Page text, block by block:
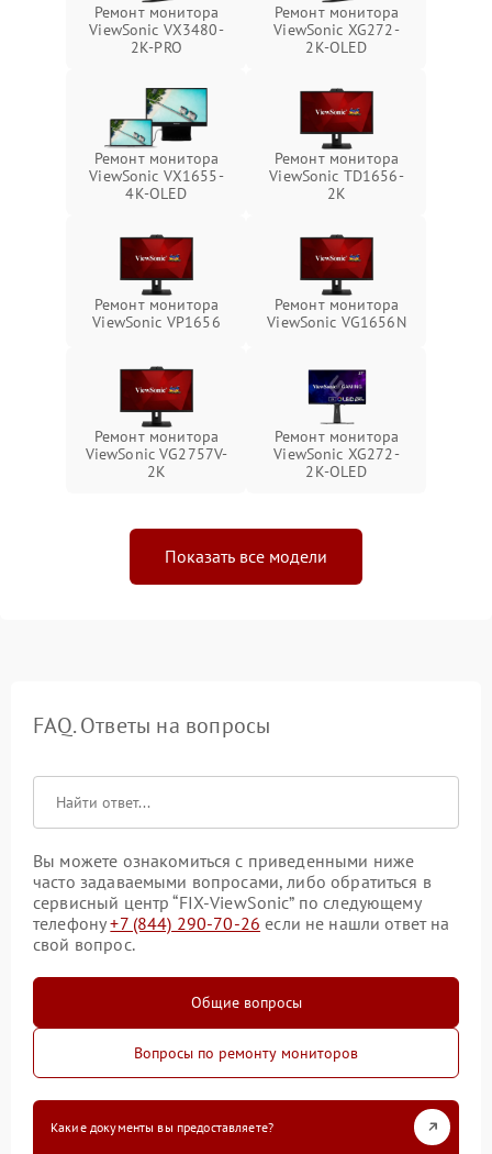
Ремонт монитора
ViewSonic VX3480-
2K-PRO
Ремонт монитора
ViewSonic XG272-
2K-OLED
Ремонт монитора
ViewSonic VX1655-
4K-OLED
Ремонт монитора
ViewSonic TD1656-
2K
Ремонт монитора
ViewSonic VP1656
Ремонт монитора
ViewSonic VG1656N
Ремонт монитора
ViewSonic VG2757V-
2K
Ремонт монитора
ViewSonic XG272-
2K-OLED
Показать все модели
FAQ. Ответы на вопросы
Вы можете ознакомиться с приведенными ниже
часто задаваемыми вопросами, либо обратиться в
сервисный центр “FIX-ViewSonic” по следующему
телефону+7 (844) 290-70-26 если не нашли ответ на
свой вопрос.
Общие вопросы
Вопросы по ремонту мониторов
Какие документы вы предоставляете?